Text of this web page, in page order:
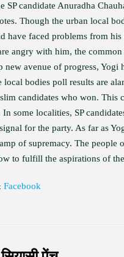
SP candidate Anuradha
Though the urban local
have faced problems from
angry with him, the
avenue of progress,
bodies poll results are
candidates who won. This
some localities, SP
for the party. As far as
of supremacy. The people
to fulfill the aspirations of
Facebook